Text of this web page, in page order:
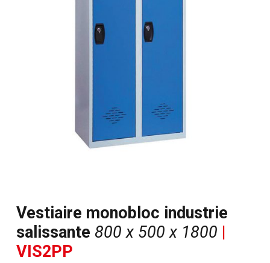
Vestiaire monobloc industrie
salissante 800 x 500 x 1800
VIS2PP